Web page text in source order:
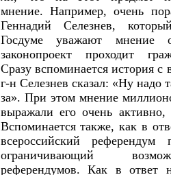
мнение. Например, очень
Геннадий Селезнев,
Госдуме уважают мнение
законопроект проходит
Сразу вспоминается история с
г-н Селезнев сказал: «Ну надо
за». При этом мнение
выражали его очень
Вспоминается также, как в
всероссийский референдум
ограничивающий
референдумов. Как в ответ